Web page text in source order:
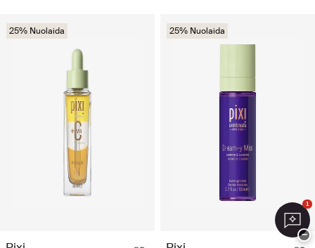
25% Nuolaida 25% Nuolaida
1
−